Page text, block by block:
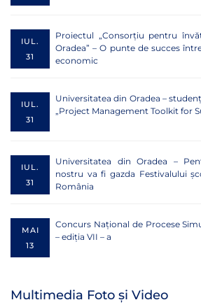
IUL.
31
Proiectul „Consorțiu pentru
Oradea” – O punte de succes
economic
IUL.
31
Universitatea din Oradea –
„Project Management Toolkit for
IUL.
31
Universitatea din Oradea –
nostru va fi gazda Festivalului
România
MAI
13
Concurs Național de Procese
– ediția VII – a
Multimedia Foto și Video